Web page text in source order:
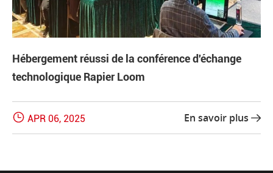
Hébergement réussi de la conférence d'échange
technologique Rapier Loom
 APR 06, 2025 En savoir plus 